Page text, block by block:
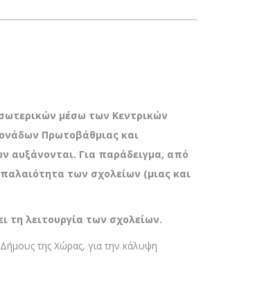
μέσω των Κεντρικών
Πρωτοβάθμιας και
αυξάνονται. Για παράδειγμα, από
των σχολείων (μιας και
τη λειτουργία των σχολείων.
της Χώρας, για την κάλυψη